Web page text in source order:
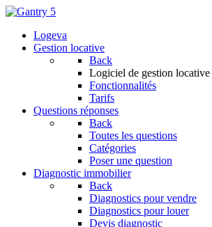
Logeva
Gestion locative
Back
Logiciel de gestion locative
Fonctionnalités
Tarifs
Questions réponses
Back
Toutes les questions
Catégories
Poser une question
Diagnostic immobilier
Back
Diagnostics pour vendre
Diagnostics pour louer
Devis diagnostic